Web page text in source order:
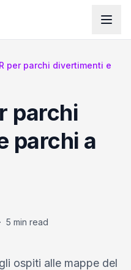
per parchi divertimenti e
parchi
parchi a
· 5 min read
ospiti alle mappe del